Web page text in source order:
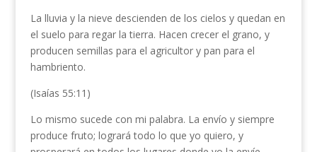
La lluvia y la nieve descienden de los cielos y quedan en
el suelo para regar la tierra. Hacen crecer el grano, y
producen semillas para el agricultor y pan para el
hambriento.
(Isaías 55:11)
Lo mismo sucede con mi palabra. La envío y siempre
produce fruto; logrará todo lo que yo quiero, y